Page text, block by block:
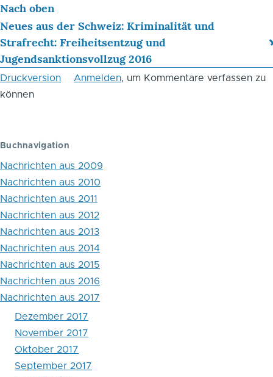
Blättern
im
Buch
Nach oben
Neues aus der Schweiz: Kriminalität und
Strafrecht: Freiheitsentzug und
Jugendsanktionsvollzug 2016
Druckversion Anmelden, um Kommentare verfassen zu
können
Buchnavigation
Nachrichten aus 2009
Nachrichten aus 2010
Nachrichten aus 2011
Nachrichten aus 2012
Nachrichten aus 2013
Nachrichten aus 2014
Nachrichten aus 2015
Nachrichten aus 2016
Nachrichten aus 2017
Dezember 2017
November 2017
Oktober 2017
September 2017